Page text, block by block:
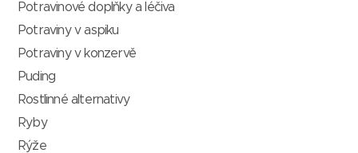
Potravinové doplňky a léčiva
Potraviny v aspiku
Potraviny v konzervě
Puding
Rostlinné alternativy
Ryby
Rýže